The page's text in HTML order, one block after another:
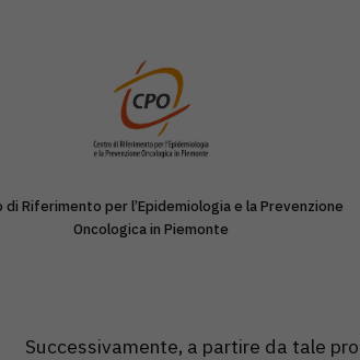
di Riferimento per l’Epidemiologia e la Prevenzione
Oncologica in Piemonte
Successivamente, a partire da tale